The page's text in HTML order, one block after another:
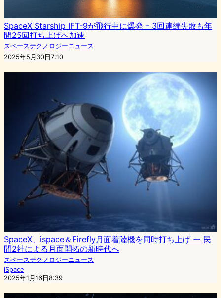
SpaceX Starship IFT-9が飛行中に爆発 – 3回連続失敗も年
間25回打ち上げへ加速
スペーステクノロジーニュース
2025年5月30日7:10
SpaceX、ispace＆Firefly月面着陸機を同時打ち上げ ー 民
間2社による月面開拓の新時代へ
スペーステクノロジーニュース
iSpace
2025年1月16日8:39